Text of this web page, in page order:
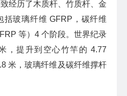
经历了木质杆、竹质杆、金
括玻璃纤维 GFRP，碳纤维
等）4 个阶段。世界纪录
，提升到空心竹竿的 4.77
米，玻璃纤维及碳纤维撑杆